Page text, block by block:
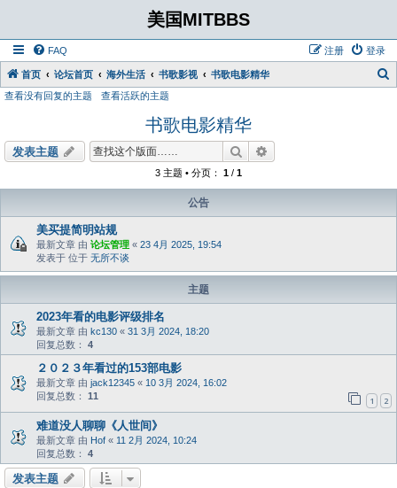
美国MITBBS
FAQ 登录
注册
首页 论坛首页 海外生活 书歌影视 书歌电影精华
查看没有回复的主题 查看活跃的主题
书歌电影精华
发表主题 搜索
3 主题 • 分页： 1 / 1
公告
美买提简明站规
最新文章 由 论坛管理 « 23 4月 2025, 19:54
发表于 位于 无所不谈
主题
2023年看的电影评级排名
最新文章 由 kc130 « 31 3月 2024, 18:20
回复总数： 4
２０２３年看过的153部电影
最新文章 由 jack12345 « 10 3月 2024, 16:02
回复总数： 11 1 2
难道没人聊聊《人世间》
最新文章 由 Hof « 11 2月 2024, 10:24
回复总数： 4
发表主题